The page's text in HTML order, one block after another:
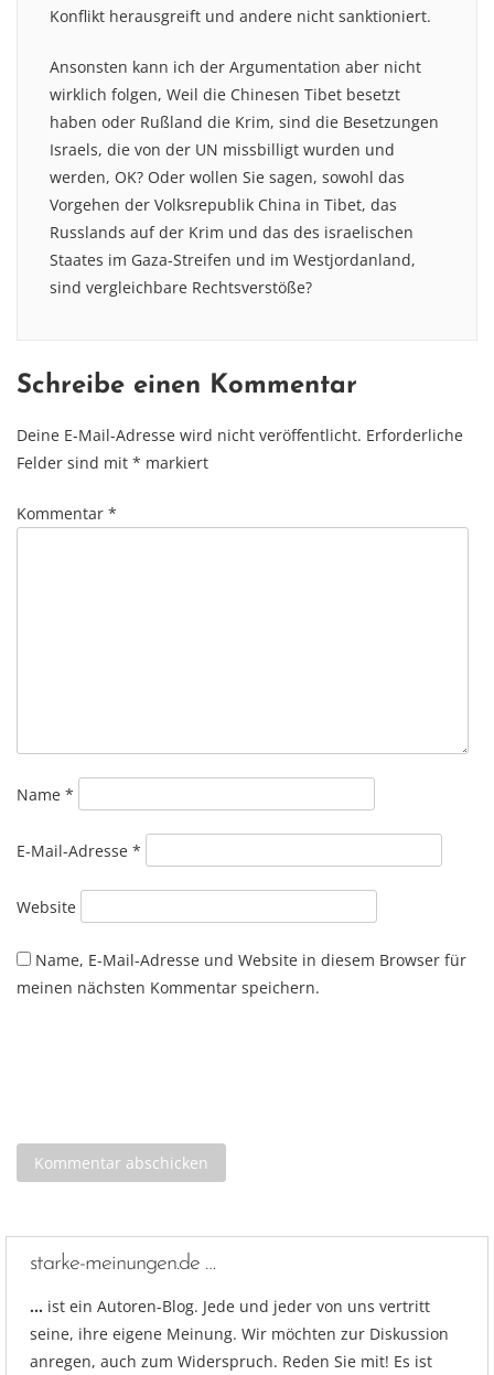
Konflikt herausgreift und andere nicht sanktioniert.
Ansonsten kann ich der Argumentation aber nicht
wirklich folgen, Weil die Chinesen Tibet besetzt
haben oder Rußland die Krim, sind die Besetzungen
Israels, die von der UN missbilligt wurden und
werden, OK? Oder wollen Sie sagen, sowohl das
Vorgehen der Volksrepublik China in Tibet, das
Russlands auf der Krim und das des israelischen
Staates im Gaza-Streifen und im Westjordanland,
sind vergleichbare Rechtsverstöße?
Schreibe einen Kommentar
Deine E-Mail-Adresse wird nicht veröffentlicht. Erforderliche
Felder sind mit * markiert
Kommentar *
Name *
E-Mail-Adresse *
Website
Name, E-Mail-Adresse und Website in diesem Browser für
meinen nächsten Kommentar speichern.
starke-meinungen.de …
… ist ein Autoren-Blog. Jede und jeder von uns vertritt
seine, ihre eigene Meinung. Wir möchten zur Diskussion
anregen, auch zum Widerspruch. Reden Sie mit! Es ist